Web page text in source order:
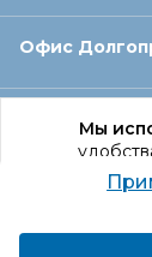
Мы
Офис
Офис
Оформление